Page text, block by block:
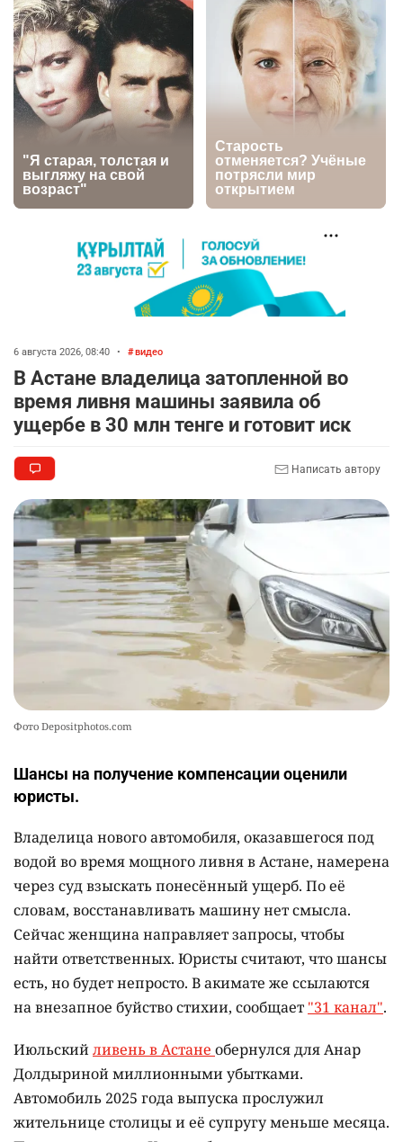
2694 0 1
5
🗣Глава государства направил телеграмму
соболезнования родным и близким Халық
қаһарманы Ивана Гапича
2701 2 42
6
🇫🇷 Клуб ПСЖ объявил об открытии своей
футбольной академии в Астане
🚗 Казахстанцев убедили оформить
автокредиты за вознаграждение
2693 0 11
9
🏇 В Астане наказали мужчину, который ездил
верхом на лошади
10
2359 1 22
6 августа 2026, 08:40 • видео
В Астане владелица затопленной во
время ливня машины заявила об
ущербе в 30 млн тенге и готовит иск
Написать автору
Фото Depositphotos.com
Шансы на получение компенсации оценили
юристы.
Владелица нового автомобиля, оказавшегося под
водой во время мощного ливня в Астане, намерена
через суд взыскать понесённый ущерб. По её
словам, восстанавливать машину нет смысла.
Сейчас женщина направляет запросы, чтобы
найти ответственных. Юристы считают, что шансы
есть, но будет непросто. В акимате же ссылаются
на внезапное буйство стихии, сообщает "31 канал".
Июльскийливень в Астане обернулся для Анар
Долдыриной миллионными убытками.
Автомобиль 2025 года выпуска прослужил
жительнице столицы и её супругу меньше месяца.